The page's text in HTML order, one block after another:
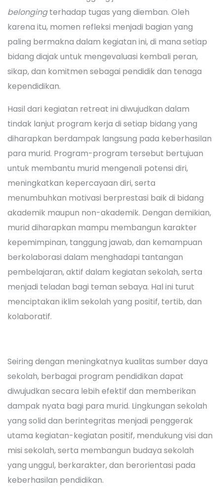
belongingterhadap tugas yang diemban. Oleh
karena itu, momen refleksi menjadi bagian yang
paling bermakna dalam kegiatan ini, di mana setiap
bidang diajak untuk mengevaluasi kembali peran,
sikap, dan komitmen sebagai pendidik dan tenaga
kependidikan.
Hasil dari kegiatan retreat ini diwujudkan dalam
tindak lanjut program kerja di setiap bidang yang
diharapkan berdampak langsung pada keberhasilan
para murid. Program-program tersebut bertujuan
untuk membantu murid mengenali potensi diri,
meningkatkan kepercayaan diri, serta
menumbuhkan motivasi berprestasi baik di bidang
akademik maupun non-akademik. Dengan demikian,
murid diharapkan mampu membangun karakter
kepemimpinan, tanggung jawab, dan kemampuan
berkolaborasi dalam menghadapi tantangan
pembelajaran, aktif dalam kegiatan sekolah, serta
menjadi teladan bagi teman sebaya. Hal ini turut
menciptakan iklim sekolah yang positif, tertib, dan
kolaboratif.
Seiring dengan meningkatnya kualitas sumber daya
sekolah, berbagai program pendidikan dapat
diwujudkan secara lebih efektif dan memberikan
dampak nyata bagi para murid. Lingkungan sekolah
yang solid dan berintegritas menjadi penggerak
utama kegiatan-kegiatan positif, mendukung visi dan
misi sekolah, serta membangun budaya sekolah
yang unggul, berkarakter, dan berorientasi pada
keberhasilan pendidikan.